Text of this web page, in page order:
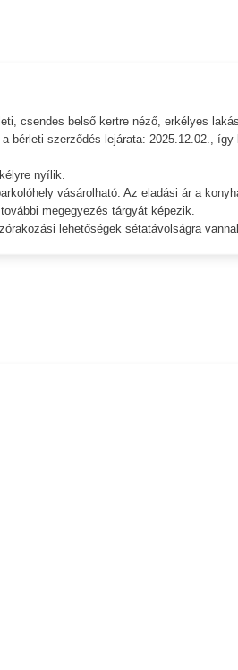
csendes belső kertre néző, erkélyes
bérleti szerződés lejárata: 2025.12.02.,
nyílik.
vásárolható. Az eladási ár a
megegyezés tárgyát képezik.
lehetőségek sétatávolságra